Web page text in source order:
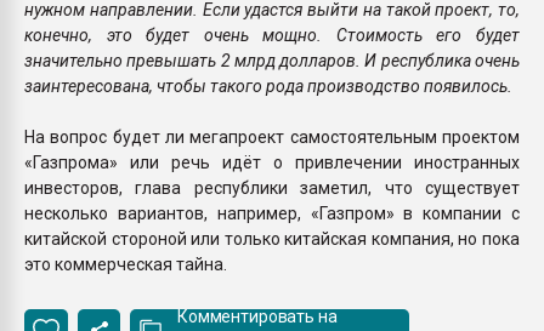
нужном направлении. Если удастся выйти на такой проект, то,
конечно, это будет очень мощно. Стоимость его будет
значительно превышать 2 млрд долларов. И республика очень
заинтересована, чтобы такого рода производство появилось.
На вопрос будет ли мегапроект самостоятельным проектом
«Газпрома» или речь идёт о привлечении иностранных
инвесторов, глава республики заметил, что существует
несколько вариантов, например, «Газпром» в компании с
китайской стороной или только китайская компания, но пока
это коммерческая тайна.
Комментировать на